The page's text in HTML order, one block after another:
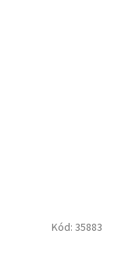
Kód: 35883